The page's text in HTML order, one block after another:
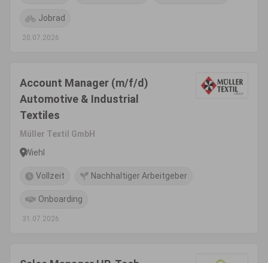
Jobrad
20.07.2026
Account Manager (m/f/d)
Automotive & Industrial
Textiles
Müller Textil GmbH
Wiehl
Vollzeit Nachhaltiger Arbeitgeber
Onboarding
31.07.2026